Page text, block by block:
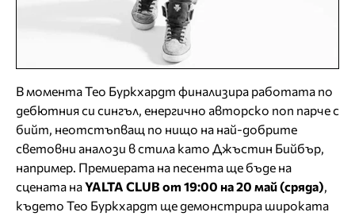
В момента Тео Буркхардт финализира работата по
дебютния си сингъл, енергично авторско поп парче с
бийт, неотстъпващ по нищо на най-добрите
световни аналози в стила като Джъстин Бийбър,
например. Премиерата на песента ще бъде на
сцената наYALTA CLUB от 19:00 на 20 май (сряда),
където Тео Буркхардт ще демонстрира широката